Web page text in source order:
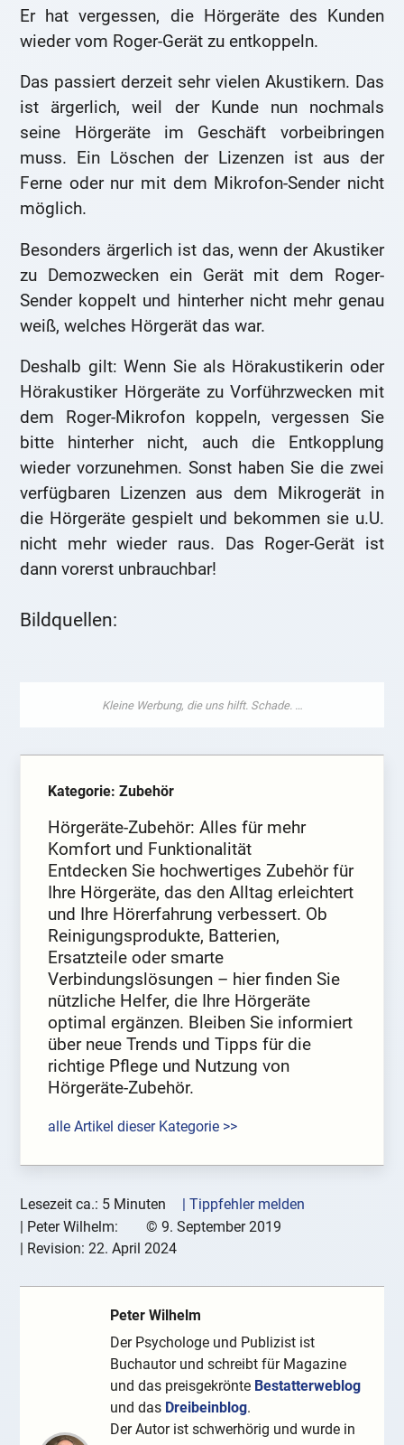
Er hat vergessen, die Hörgeräte des Kunden
wieder vom Roger-Gerät zu entkoppeln.
Das passiert derzeit sehr vielen Akustikern. Das
ist ärgerlich, weil der Kunde nun nochmals
seine Hörgeräte im Geschäft vorbeibringen
muss. Ein Löschen der Lizenzen ist aus der
Ferne oder nur mit dem Mikrofon-Sender nicht
möglich.
Besonders ärgerlich ist das, wenn der Akustiker
zu Demozwecken ein Gerät mit dem Roger-
Sender koppelt und hinterher nicht mehr genau
weiß, welches Hörgerät das war.
Deshalb gilt: Wenn Sie als Hörakustikerin oder
Hörakustiker Hörgeräte zu Vorführzwecken mit
dem Roger-Mikrofon koppeln, vergessen Sie
bitte hinterher nicht, auch die Entkopplung
wieder vorzunehmen. Sonst haben Sie die zwei
verfügbaren Lizenzen aus dem Mikrogerät in
die Hörgeräte gespielt und bekommen sie u.U.
nicht mehr wieder raus. Das Roger-Gerät ist
dann vorerst unbrauchbar!
Bildquellen:
Kategorie: Zubehör
Hörgeräte-Zubehör: Alles für mehr
Komfort und Funktionalität
Entdecken Sie hochwertiges Zubehör für
Ihre Hörgeräte, das den Alltag erleichtert
und Ihre Hörerfahrung verbessert. Ob
Reinigungsprodukte, Batterien,
Ersatzteile oder smarte
Verbindungslösungen – hier finden Sie
nützliche Helfer, die Ihre Hörgeräte
optimal ergänzen. Bleiben Sie informiert
über neue Trends und Tipps für die
richtige Pflege und Nutzung von
Hörgeräte-Zubehör.
alle Artikel dieser Kategorie >>
Lesezeit ca.: 5 Minuten
| Tippfehler melden
| Peter Wilhelm: © 9. September 2019
| Revision:22. April 2024
Peter Wilhelm
Der Psychologe und Publizist ist
Buchautor und schreibt für Magazine
und das preisgekrönte Bestatterweblog
und das Dreibeinblog.
Der Autor ist schwerhörig und wurde in